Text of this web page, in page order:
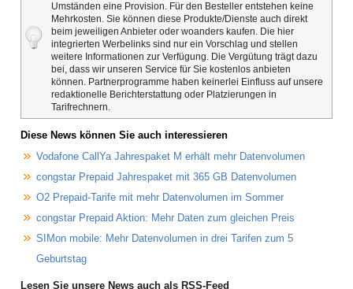
Umständen eine Provision. Für den Besteller entstehen keine
Mehrkosten. Sie können diese Produkte/Dienste auch direkt
beim jeweiligen Anbieter oder woanders kaufen. Die hier
integrierten Werbelinks sind nur ein Vorschlag und stellen
weitere Informationen zur Verfügung. Die Vergütung trägt dazu
bei, dass wir unseren Service für Sie kostenlos anbieten
können. Partnerprogramme haben keinerlei Einfluss auf unsere
redaktionelle Berichterstattung oder Platzierungen in
Tarifrechnern.
Diese News können Sie auch interessieren
Vodafone CallYa Jahrespaket M erhält mehr Datenvolumen
congstar Prepaid Jahrespaket mit 365 GB Datenvolumen
O2 Prepaid-Tarife mit mehr Datenvolumen im Sommer
congstar Prepaid Aktion: Mehr Daten zum gleichen Preis
SIMon mobile: Mehr Datenvolumen in drei Tarifen zum 5
Geburtstag
Lesen Sie unsere News auch als RSS-Feed